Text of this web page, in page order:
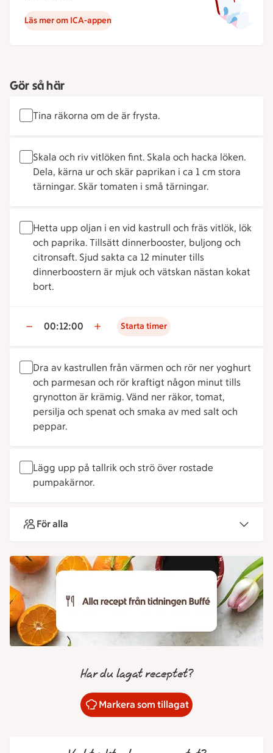
Läs mer om ICA-appen
Gör så här
Tina räkorna om de är frysta.
Skala och riv vitlöken fint. Skala och hacka löken.
Dela, kärna ur och skär paprikan i ca 1 cm stora
tärningar. Skär tomaten i små tärningar.
Hetta upp oljan i en vid kastrull och fräs vitlök, lök
och paprika. Tillsätt dinnerbooster, buljong och
citronsaft. Sjud sakta ca 12 minuter tills
dinnerboostern är mjuk och vätskan nästan kokat
bort.
00:12:00 Starta timer
Dra av kastrullen från värmen och rör ner yoghurt
och parmesan och rör kraftigt någon minut tills
grynotton är krämig. Vänd ner räkor, tomat,
persilja och spenat och smaka av med salt och
peppar.
Lägg upp på tallrik och strö över rostade
pumpakärnor.
För alla
Har du lagat receptet?
Markera som tillagat